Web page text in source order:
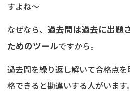
すよね～
なぜなら、 過去問は過去に出題
ためのツールですから。
過去問を繰り返し解いて合格点
格できると勘違いする人がいます。